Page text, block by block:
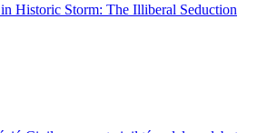
Historic Storm: The Illiberal Seduction